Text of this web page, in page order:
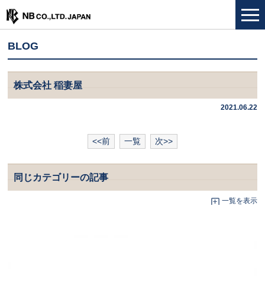
BLOG
株式会社 稲妻屋
2021.06.22
<<前 一覧 次>>
同じカテゴリーの記事
一覧を表示